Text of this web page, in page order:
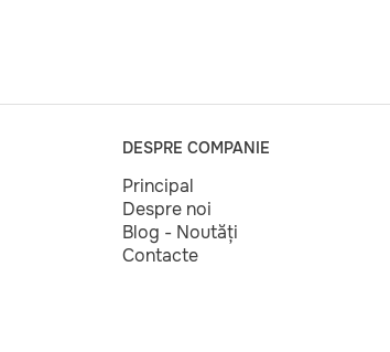
DESPRE COMPANIE
Principal
Despre noi
Blog - Noutăți
Contacte